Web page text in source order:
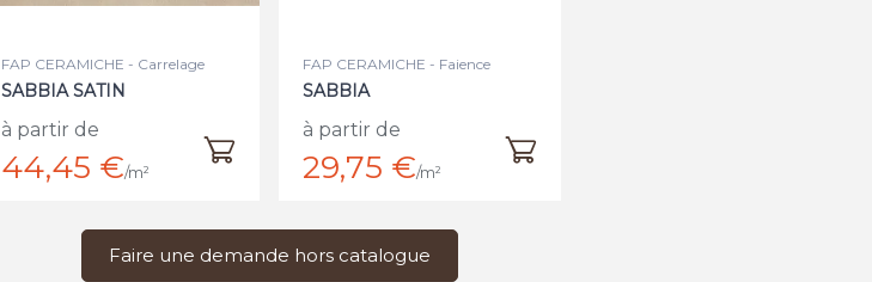
FAP CERAMICHE - Carrelage
SABBIA SATIN
à partir de
44,45 €/m²
FAP CERAMICHE - Faience
SABBIA
à partir de
29,75 €/m²
Faire une demande hors catalogue